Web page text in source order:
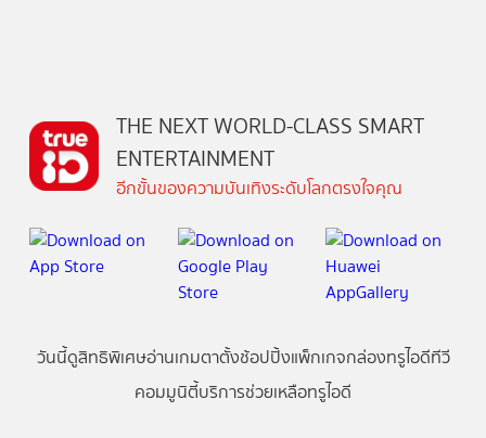
THE NEXT WORLD-CLASS SMART
ENTERTAINMENT
อีกขั้นของความบันเทิงระดับโลกตรงใจคุณ
วันนี้ดูสิทธิพิเศษอ่านเกมตาตั้งช้อปปิ้งแพ็กเกจกล่องทรูไอดีทีวี
คอมมูนิตี้บริการช่วยเหลือทรูไอดี